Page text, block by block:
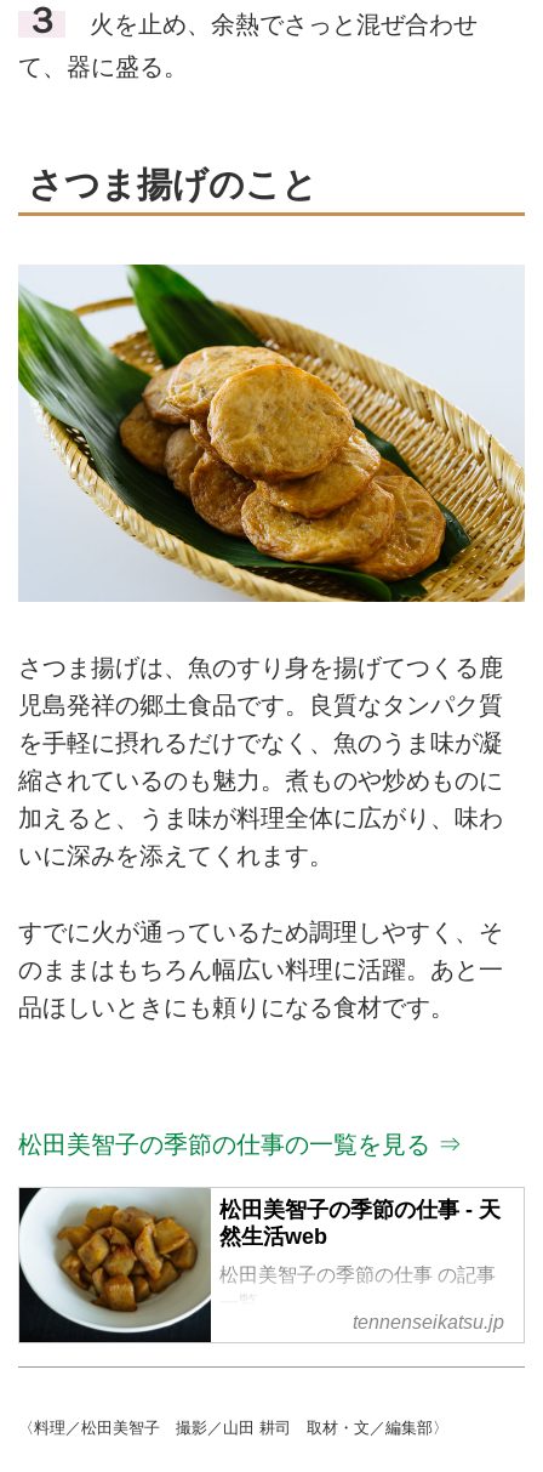
３
火を止め、余熱でさっと混ぜ合わせ
て、器に盛る。
さつま揚げのこと
さつま揚げは、魚のすり身を揚げてつくる鹿
児島発祥の郷土食品です。良質なタンパク質
を手軽に摂れるだけでなく、魚のうま味が凝
縮されているのも魅力。煮ものや炒めものに
加えると、うま味が料理全体に広がり、味わ
いに深みを添えてくれます。
すでに火が通っているため調理しやすく、そ
のままはもちろん幅広い料理に活躍。あと一
品ほしいときにも頼りになる食材です。
松田美智子の季節の仕事の一覧を見る ⇒
松田美智子の季節の仕事 - 天
然生活web
松田美智子の季節の仕事 の記事
一覧
tennenseikatsu.jp
〈料理／松田美智子 撮影／山田 耕司 取材・文／編集部〉